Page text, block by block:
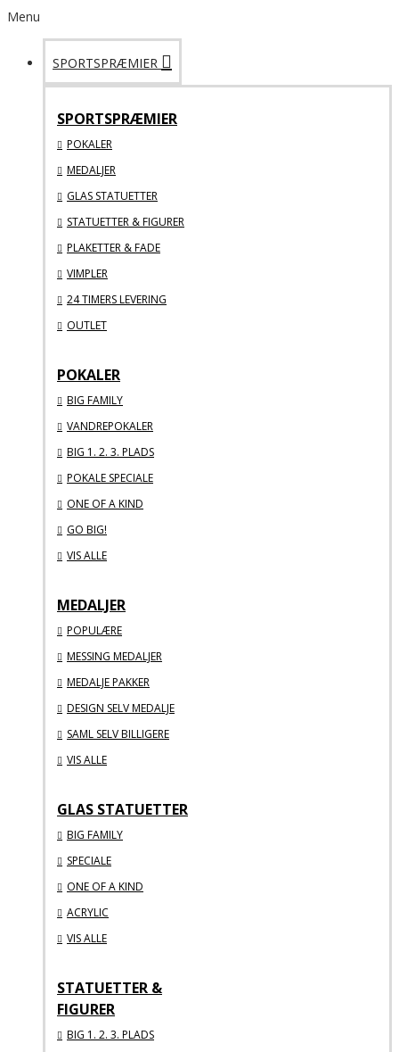
Menu
SPORTSPRÆMIER
SPORTSPRÆMIER
POKALER
MEDALJER
GLAS STATUETTER
STATUETTER & FIGURER
PLAKETTER & FADE
VIMPLER
24 TIMERS LEVERING
OUTLET
POKALER
BIG FAMILY
VANDREPOKALER
BIG 1. 2. 3. PLADS
POKALE SPECIALE
ONE OF A KIND
GO BIG!
VIS ALLE
MEDALJER
POPULÆRE
MESSING MEDALJER
MEDALJE PAKKER
DESIGN SELV MEDALJE
SAML SELV BILLIGERE
VIS ALLE
GLAS STATUETTER
BIG FAMILY
SPECIALE
ONE OF A KIND
ACRYLIC
VIS ALLE
STATUETTER &
FIGURER
BIG 1. 2. 3. PLADS